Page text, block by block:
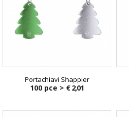
Portachiavi Shappier
100 pce > € 2,01